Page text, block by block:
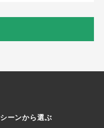
シーンから選ぶ